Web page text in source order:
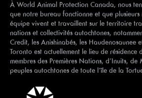
À World Animal Protection Canada, nous
que notre bureau fonctionne et que plusieurs
équipe vivent et travaillent sur le territoire
nations et collectivités autochtones,
Credit, les Anishinabés, les Haudenosaunee
Toronto est actuellement le lieu de résidence
membres des Premières Nations, d’Inuits, de
peuples autochtones de toute l’île de la